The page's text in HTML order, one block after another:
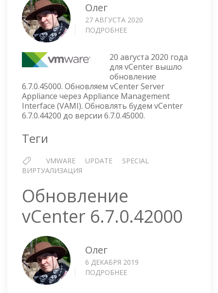
Олег
27 АВГУСТА 2020
ПОДРОБНЕЕ
6.7.0.45000
20 августа 2020 года
для vCenter вышло
обновление
6.7.0.45000. Обновляем vCenter Server
Appliance через Appliance Management
Interface (VAMI). Обновлять будем vCenter
6.7.0.44200 до версии 6.7.0.45000.
Теги
VMWARE UPDATE
SPECIAL
ВИРТУАЛИЗАЦИЯ
Обновление
vCenter 6.7.0.42000
Олег
6 ДЕКАБРЯ 2019
ПОДРОБНЕЕ